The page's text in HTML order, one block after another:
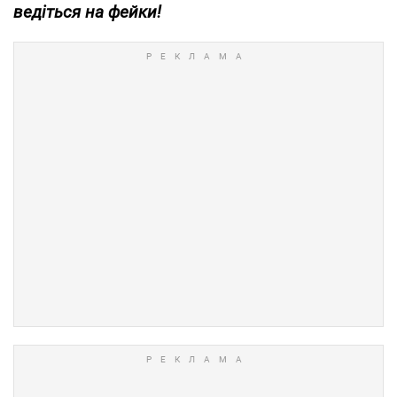
ведіться на фейки!